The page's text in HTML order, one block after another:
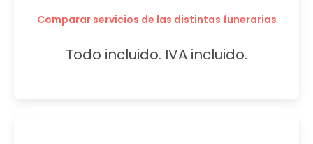
Comparar servicios de las distintas funerarias
Todo incluido. IVA incluido.